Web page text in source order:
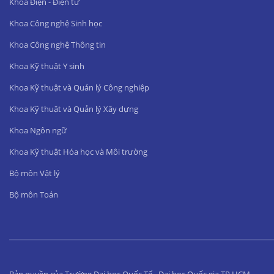
Khoa Công nghệ Sinh học
Khoa Công nghệ Thông tin
Khoa Kỹ thuật Y sinh
Khoa Kỹ thuật và Quản lý Công nghiệp
Khoa Kỹ thuật và Quản lý Xây dựng
Khoa Ngôn ngữ
Khoa Kỹ thuật Hóa học và Môi trường
Bộ môn Vật lý
Bộ môn Toán